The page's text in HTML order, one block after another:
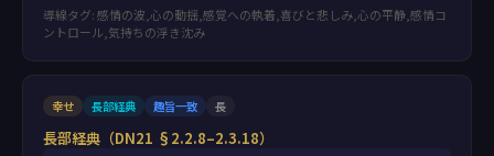
導線タグ: 感情の波,心の動揺,感覚への執着,喜びと悲しみ,心の平静,感情コ
ントロール,気持ちの浮き沈み
幸せ 長部経典 趣旨一致 長
長部経典（DN21 §2.2.8–2.3.18）